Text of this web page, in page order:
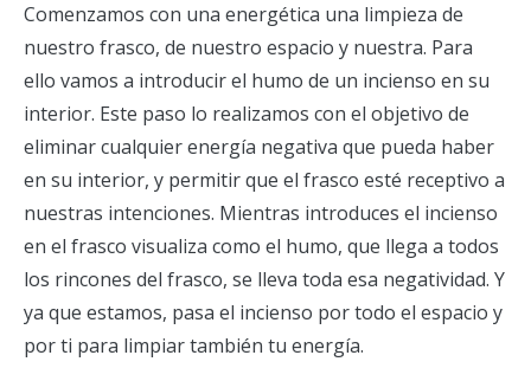
Comenzamos con una energética una limpieza de
nuestro frasco, de nuestro espacio y nuestra. Para
ello vamos a introducir el humo de un incienso en su
interior. Este paso lo realizamos con el objetivo de
eliminar cualquier energía negativa que pueda haber
en su interior, y permitir que el frasco esté receptivo a
nuestras intenciones. Mientras introduces el incienso
en el frasco visualiza como el humo, que llega a todos
los rincones del frasco, se lleva toda esa negatividad. Y
ya que estamos, pasa el incienso por todo el espacio y
por ti para limpiar también tu energía.